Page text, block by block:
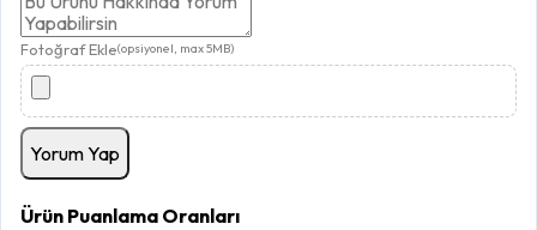
Fotoğraf Ekle(opsiyonel, max 5MB)
Yorum Yap
Ürün Puanlama Oranları